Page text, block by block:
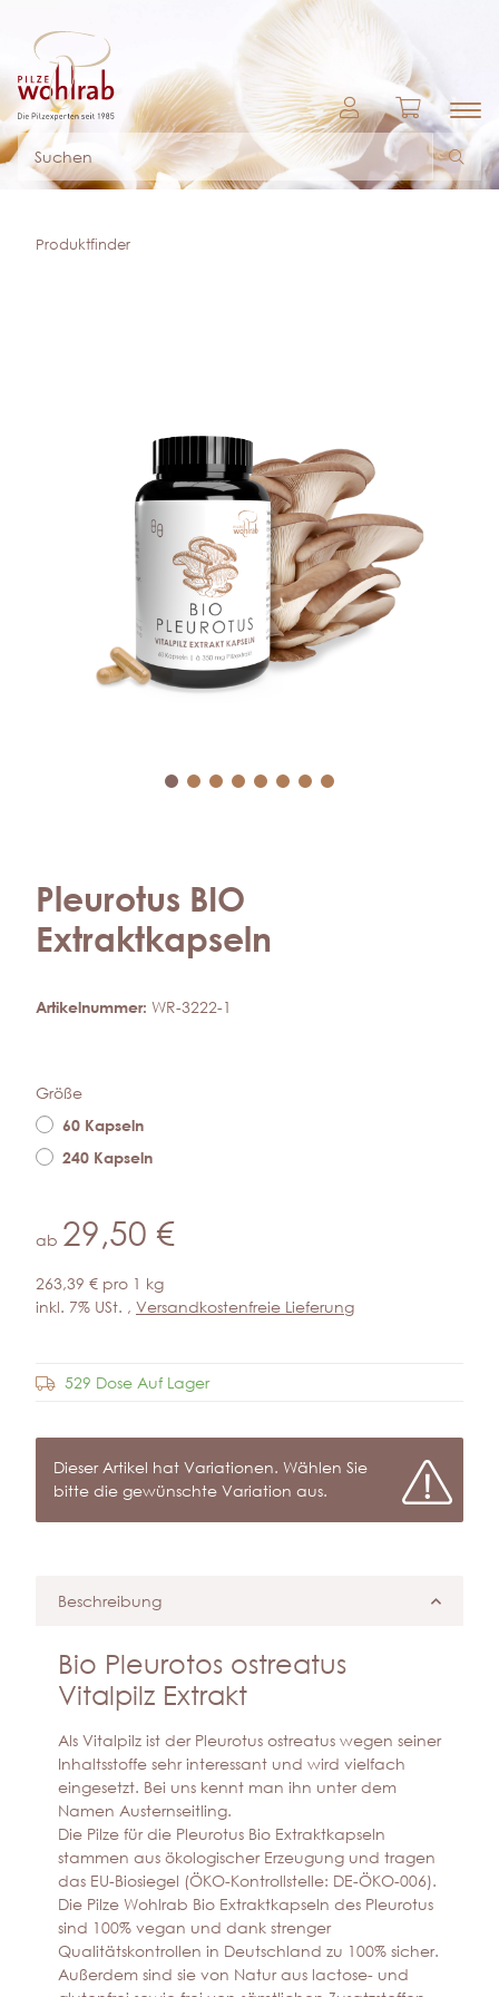
Produktfinder
Pleurotus BIO
Extraktkapseln
Artikelnummer: WR-3222-1
Größe
60 Kapseln
240 Kapseln
ab 29,50 €
263,39 € pro 1 kg
inkl. 7% USt. , Versandkostenfreie Lieferung
529 Dose Auf Lager
x
Dieser Artikel hat Variationen. Wählen Sie
bitte die gewünschte Variation aus.
Beschreibung
Bio Pleurotos ostreatus
Vitalpilz Extrakt
Als Vitalpilz ist der Pleurotus ostreatus wegen seiner
Inhaltsstoffe sehr interessant und wird vielfach
eingesetzt. Bei uns kennt man ihn unter dem
Namen Austernseitling.
Die Pilze für die Pleurotus Bio Extraktkapseln
stammen aus ökologischer Erzeugung und tragen
das EU-Biosiegel (ÖKO-Kontrollstelle: DE-ÖKO-006).
Die Pilze Wohlrab Bio Extraktkapseln des Pleurotus
sind 100% vegan und dank strenger
Qualitätskontrollen in Deutschland zu 100% sicher.
Außerdem sind sie von Natur aus lactose- und